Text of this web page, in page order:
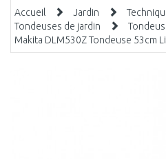
Accueil Jardin
Tondeuses de jardin
Makita DLM530Z Tondeuse 53cm